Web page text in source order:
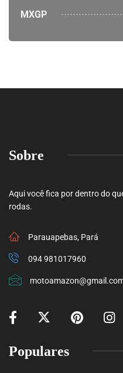
MXGP
Sobre
Aqui você fica por dentro do
rodas.
Parauapebas, Pará
094 981017960
Populares